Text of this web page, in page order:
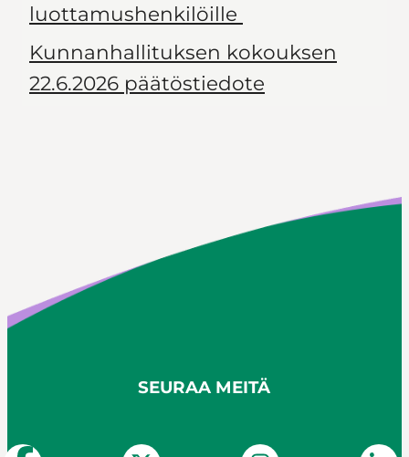
luottamushenkilöille
Kunnanhallituksen kokouksen
22.6.2026 päätöstiedote
SEURAA MEITÄ